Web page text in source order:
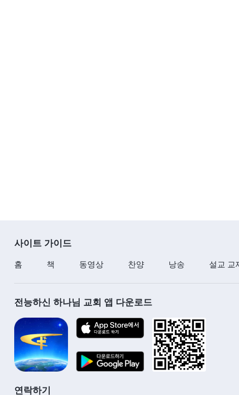
사이트 가이드
홈 책 동영상 찬양 낭송 설교 교
전능하신 하나님 교회 앱 다운로드
연락하기